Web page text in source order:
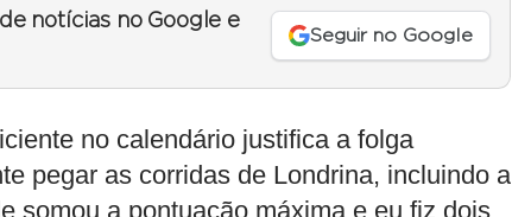
notícias no Google e
Seguir no Google
no calendário justifica a folga
pegar as corridas de Londrina, incluindo a
somou a pontuação máxima e eu fiz dois